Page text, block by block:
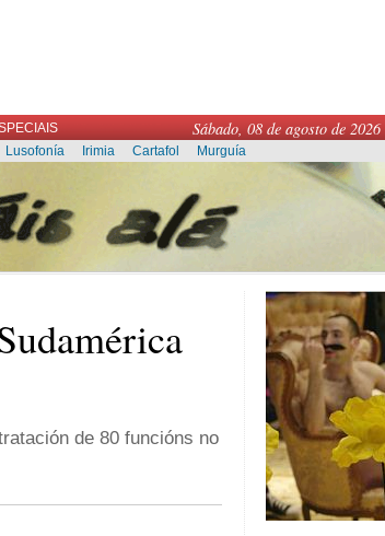
Sábado, 08 de agosto de 2026
Lusofonía Irimia Cartafol Murguía
de 80 funcións no